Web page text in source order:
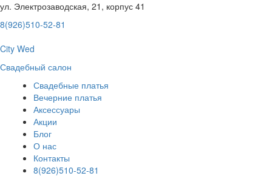
ул. Электрозаводская, 21, корпус 41
8(926)510-52-81
City Wed
Свадебный салон
Свадебные платья
Вечерние платья
Аксессуары
Акции
Блог
О нас
Контакты
8(926)510-52-81